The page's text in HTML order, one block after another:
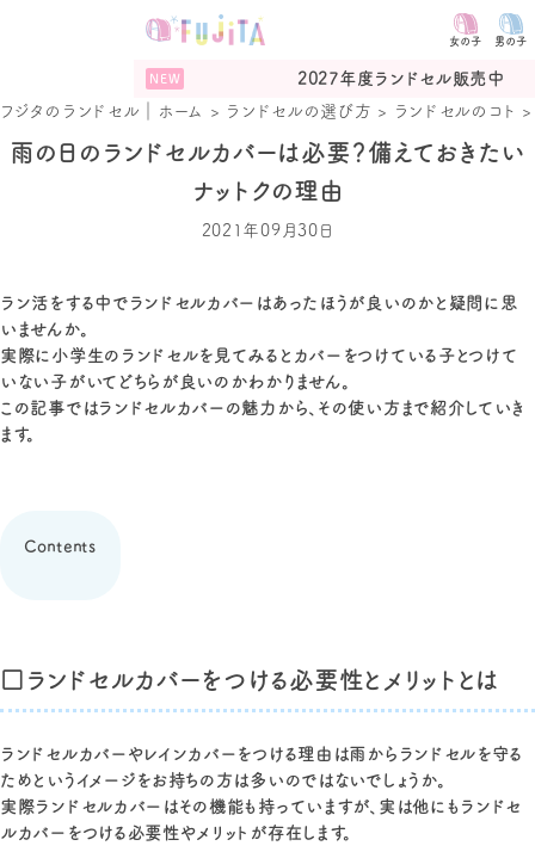
女の子 男の子
2027年度ランドセル販売中
フジタのランドセル｜ホーム
> ランドセルの選び方 > ランドセルのコト
雨の日のランドセルカバーは必要？備えておきたい
ナットクの理由
2021年09月30日
ラン活をする中でランドセルカバーはあったほうが良いのかと疑問に思
いませんか。
実際に小学生のランドセルを見てみるとカバーをつけている子とつけて
いない子がいてどちらが良いのかわかりません。
この記事ではランドセルカバーの魅力から、その使い方まで紹介していき
ます。
Contents
□ランドセルカバーをつける必要性とメリットとは
ランドセルカバーやレインカバーをつける理由は雨からランドセルを守る
ためというイメージをお持ちの方は多いのではないでしょうか。
実際ランドセルカバーはその機能も持っていますが、実は他にもランドセ
ルカバーをつける必要性やメリットが存在します。